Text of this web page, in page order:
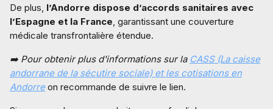
De plus, l’Andorre dispose d’accords sanitaires avec
l’Espagne et la France, garantissant une couverture
médicale transfrontalière étendue.
➡️ Pour obtenir plus d'informations sur la CASS (La caisse
andorrane de la sécutire sociale) et les cotisations en
Andorreon recommande de suivre le lien.